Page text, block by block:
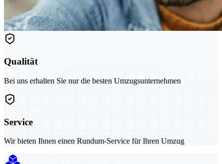
Qualität
Bei uns erhalten Sie nur die besten Umzugsunternehmen
Service
Wir bieten Ihnen einen Rundum-Service für Ihren Umzug